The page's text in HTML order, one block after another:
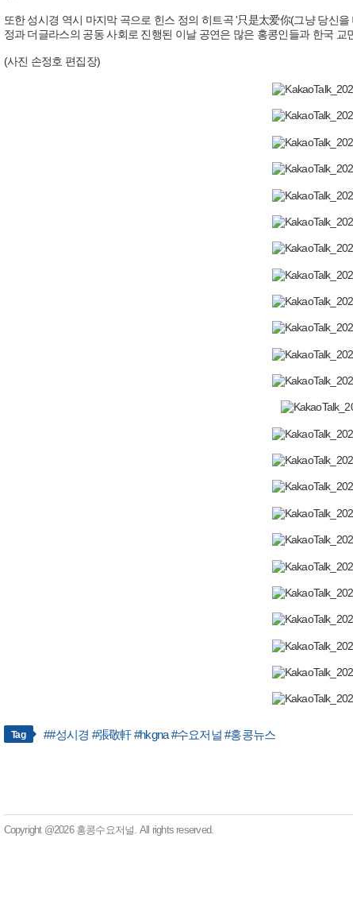
또한 성시경 역시 마지막 곡으로 힌스 정의 히트곡 '只是太爱你(그냥 당신
정과 더글라스의 공동 사회로 진행된 이날 공연은 많은 홍콩인들과 한국
(사진 손정호 편집장)
Tag ##성시경 #張敬軒 #hkgna #수요저널 #홍콩뉴스
Copyright @2026 홍콩수요저널. All rights reserved.